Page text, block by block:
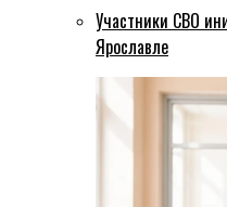
Участники СВО
Ярославле